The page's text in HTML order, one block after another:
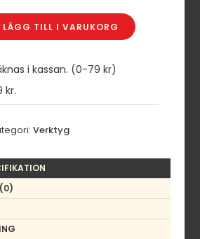
LÄGG TILL I VARUKORG
i kassan. (0-79 kr)
kr.
Verktyg
(0)